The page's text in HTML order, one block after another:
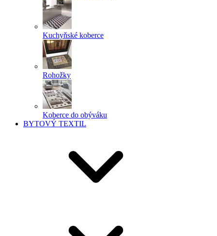
Kuchyňské koberce
Rohožky
Koberce do obýváku
BYTOVÝ TEXTIL